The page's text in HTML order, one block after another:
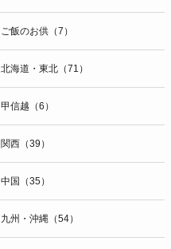
ご飯のお供（7）
北海道・東北（71）
甲信越（6）
関西（39）
中国（35）
九州・沖縄（54）